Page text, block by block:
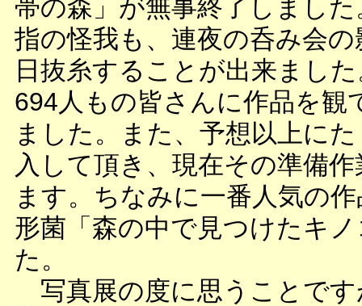
帯の森」が無事終了しまし
指の怪我も、連夜の呑み会
日抜糸することが出来まし
694人もの皆さんに作品を観
ました。また、予想以上に
入して頂き、現在その準備
ます。ちなみに一番人気の
形菌「森の中で見つけたキ
た。
写真展の度に思うことです